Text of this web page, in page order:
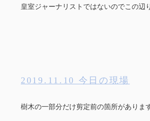
皇室ジャーナリストではないのでこの辺
2019.11.10 今日の現場
樹木の一部分だけ剪定前の箇所がありま